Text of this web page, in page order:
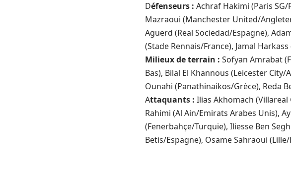
Défenseurs : Achraf Hakimi (Paris
Mazraoui (Manchester United/
Aguerd (Real Sociedad/Espagne),
(Stade Rennais/France), Jamal
Milieux de terrain : Sofyan Amrabat
Bas), Bilal El Khannous (Leicester
Ounahi (Panathinaikos/Grèce), Reda
Attaquants : Ilias Akhomach (Villareal
Rahimi (Al Ain/Emirats Arabes Unis),
(Fenerbahçe/Turquie), Iliesse Ben
Betis/Espagne), Osame Sahraoui (Lille/